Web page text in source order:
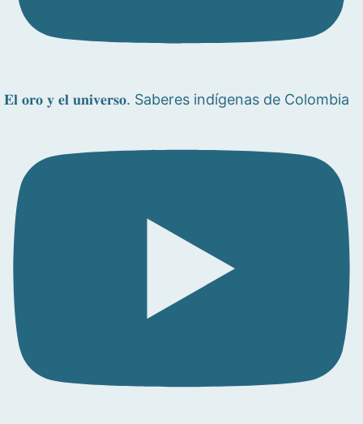
𝐄𝐥 𝐨𝐫𝐨 𝐲 𝐞𝐥 𝐮𝐧𝐢𝐯𝐞𝐫𝐬𝐨. Saberes indígenas de Colombia